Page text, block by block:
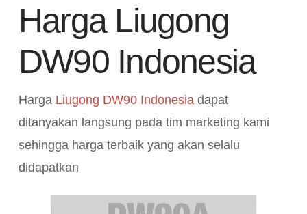
Harga Liugong
DW90 Indonesia
Harga Liugong DW90 Indonesia dapat
ditanyakan langsung pada tim marketing kami
sehingga harga terbaik yang akan selalu
didapatkan